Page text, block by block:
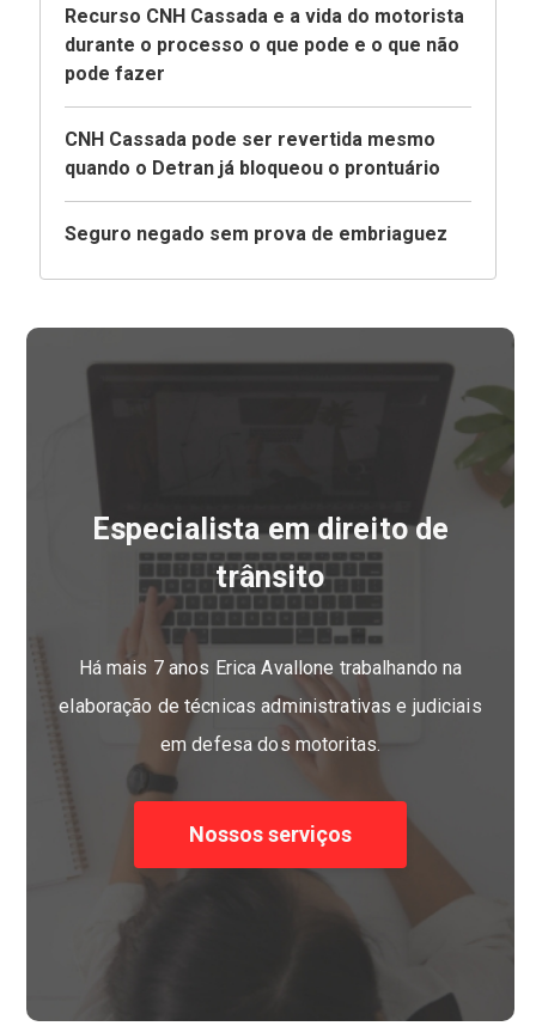
Recurso CNH Cassada e a vida do motorista
durante o processo o que pode e o que não
pode fazer
CNH Cassada pode ser revertida mesmo
quando o Detran já bloqueou o prontuário
Seguro negado sem prova de embriaguez
Especialista em direito de
trânsito
Há mais 7 anos Erica Avallone trabalhando na
elaboração de técnicas administrativas e judiciais
em defesa dos motoritas.
Nossos serviços